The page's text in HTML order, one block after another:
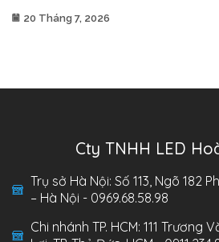
20 Tháng 7, 2026
Cty TNHH LED
Trụ sở Hà Nội: Số 113, Ngõ 182
– Hà Nội - 0969.68.58.98
Chi nhánh TP. HCM: 111 Trương